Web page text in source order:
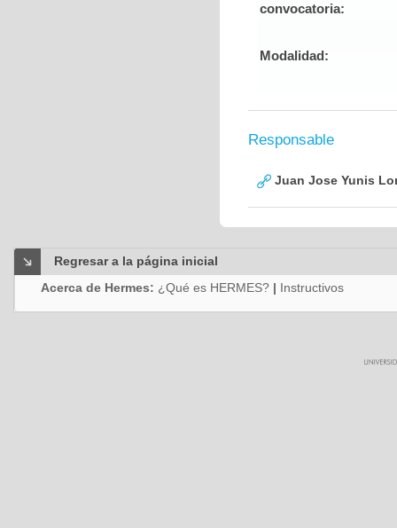
convocatoria:
Modalidad:
Responsable
Juan Jose Yunis
Regresar a la página inicial
Acerca de Hermes: ¿Qué es HERMES? | Instructivos